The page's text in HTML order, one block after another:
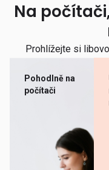
Na
Prohlížejte si
Pohodlně na
počítači